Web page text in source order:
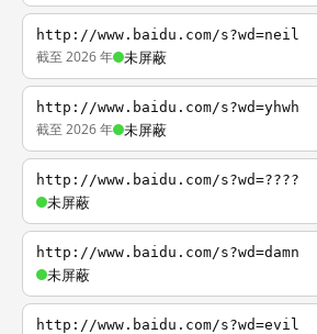
http://www.baidu.com/s?wd=neil
截至 2026 年 未屏蔽
http://www.baidu.com/s?wd=yhwh
截至 2026 年 未屏蔽
http://www.baidu.com/s?wd=????
未屏蔽
http://www.baidu.com/s?wd=damn
未屏蔽
http://www.baidu.com/s?wd=evil